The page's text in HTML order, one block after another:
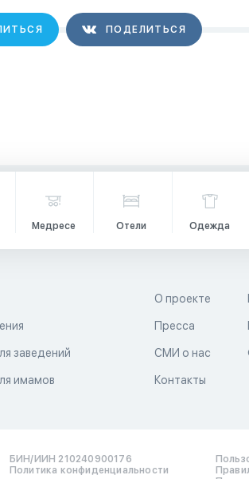
ПОДЕЛИТЬСЯ
Медресе Отели Одежда
заведений
имамов
О проекте
Пресса
СМИ о нас
Контакты
БИН/ИИН 210240900176
Политика конфиденциальности